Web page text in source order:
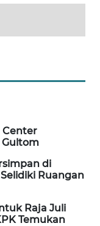
Center
Gultom
di
Ruangan
Raja Juli
Temukan